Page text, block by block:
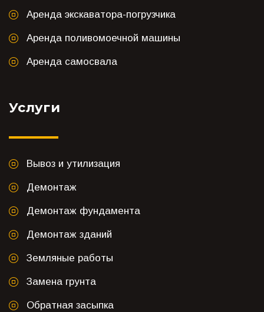
Аренда экскаватора-погрузчика
Аренда поливомоечной машины
Аренда самосвала
Услуги
Вывоз и утилизация
Демонтаж
Демонтаж фундамента
Демонтаж зданий
Земляные работы
Замена грунта
Обратная засыпка